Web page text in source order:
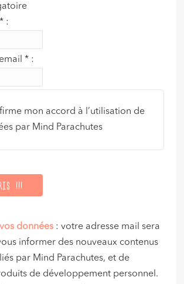
* :
* :
mon accord à l’utilisation de
par Mind Parachutes
données : votre adresse mail sera
informer des nouveaux contenus
par Mind Parachutes, et de
de développement personnel.